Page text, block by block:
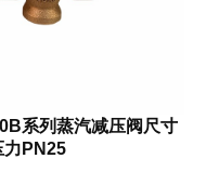
系列蒸汽减压阀尺寸
力PN25